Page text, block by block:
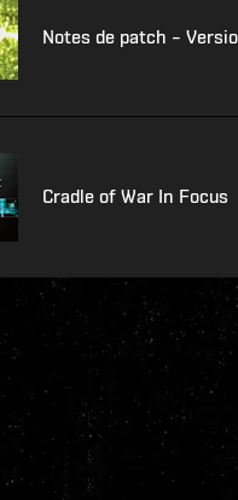
Notes de patch –
Cradle of War In Focus